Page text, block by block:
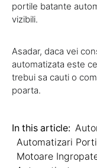
portile batante
vizibili.
Asadar, daca vei
automatizata este
trebui sa cauti o
poarta.
In this article:
Automatizari
Motoare